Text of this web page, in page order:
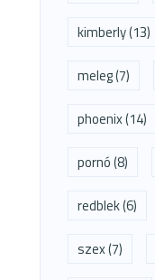
kimberly(13)
meleg(7)
phoenix(14)
pornó(8)
redblek(6)
szex(7)